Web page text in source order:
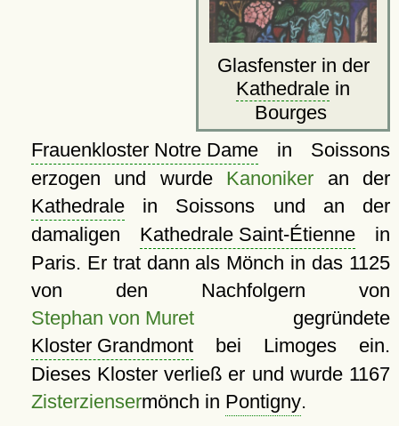
Glasfenster in der
Kathedrale in
Bourges
Frauenkloster Notre Damein Soissons
erzogen und wurde Kanoniker an der
Kathedralein Soissons und an der
damaligen Kathedrale Saint-Étiennein
Paris. Er trat dann als Mönch in das 1125
von den Nachfolgern von
Stephan von Muretgegründete
Kloster Grandmontbei Limoges ein.
Dieses Kloster verließ er und wurde 1167
Zisterziensermönch in Pontigny.